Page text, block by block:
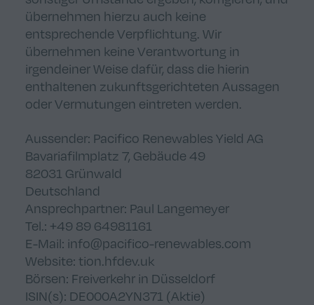
übernehmen hierzu auch keine
entsprechende Verpflichtung. Wir
übernehmen keine Verantwortung in
irgendeiner Weise dafür, dass die hierin
enthaltenen zukunftsgerichteten Aussagen
oder Vermutungen eintreten werden.
Aussender: Pacifico Renewables Yield AG
Bavariafilmplatz 7, Gebäude 49
82031 Grünwald
Deutschland
Ansprechpartner: Paul Langemeyer
Tel.: +49 89 64981161
E-Mail: info@pacifico-renewables.com
Website: tion.hfdev.uk
Börsen: Freiverkehr in Düsseldorf
ISIN(s): DE000A2YN371 (Aktie)